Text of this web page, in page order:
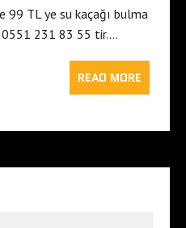
99 TL ye su kaçağı bulma
231 83 55 tir….
READ MORE